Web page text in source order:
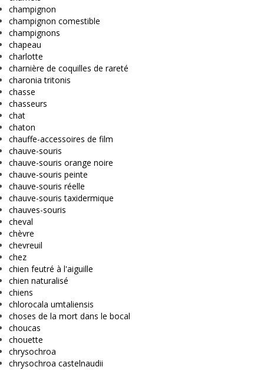
champignon
champignon comestible
champignons
chapeau
charlotte
charnière de coquilles de rareté
charonia tritonis
chasse
chasseurs
chat
chaton
chauffe-accessoires de film
chauve-souris
chauve-souris orange noire
chauve-souris peinte
chauve-souris réelle
chauve-souris taxidermique
chauves-souris
cheval
chèvre
chevreuil
chez
chien feutré à l'aiguille
chien naturalisé
chiens
chlorocala umtaliensis
choses de la mort dans le bocal
choucas
chouette
chrysochroa
chrysochroa castelnaudii